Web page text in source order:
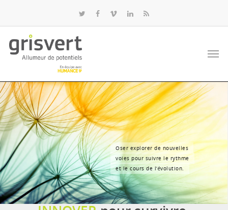
Oser explorer de nouvelles
voies pour suivre le rythme
et le cours de l’évolution.